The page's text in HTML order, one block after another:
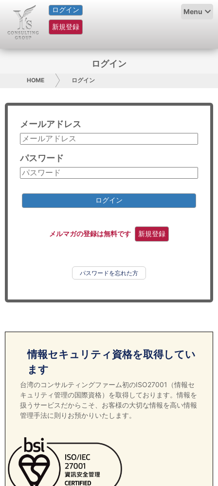
ログイン
新規登録
Menu
HOME
サービス紹介
グループ概要
採用情報
お問い合わせ
コンサルティング
リサーチ
ログイン
HOME ログイン
メールアドレス
パスワード
ログイン
メルマガの登録は無料です 新規登録
パスワードを忘れた方
情報セキュリティ資格を取得してい
ます
台湾のコンサルティングファーム初のISO27001（情報セ
キュリティ管理の国際資格）を取得しております。情報を
扱うサービスだからこそ、お客様の大切な情報を高い情報
管理手法に則りお預かりいたします。